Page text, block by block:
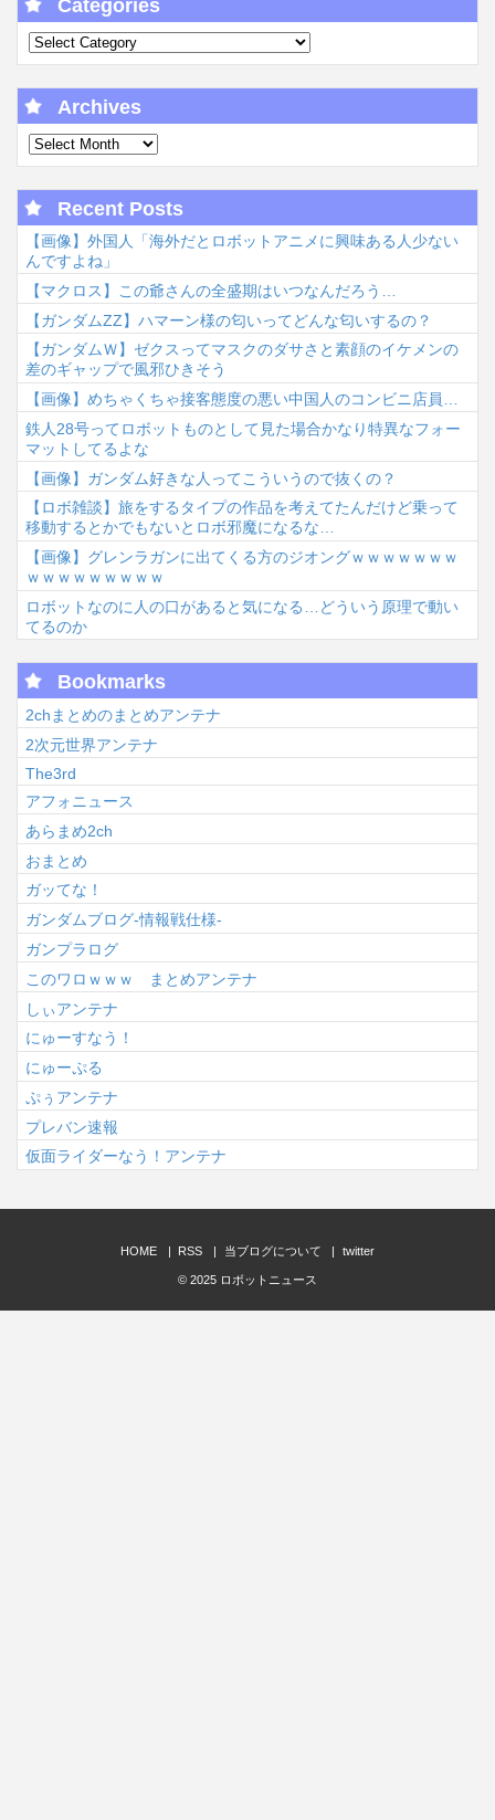
Categories
Archives
Recent Posts
【画像】外国人「海外だとロボットアニメに興味ある人少ない
んですよね」
【マクロス】この爺さんの全盛期はいつなんだろう…
【ガンダムΖΖ】ハマーン様の匂いってどんな匂いするの？
【ガンダムＷ】ゼクスってマスクのダサさと素顔のイケメンの
差のギャップで風邪ひきそう
【画像】めちゃくちゃ接客態度の悪い中国人のコンビニ店員…
鉄人28号ってロボットものとして見た場合かなり特異なフォー
マットしてるよな
【画像】ガンダム好きな人ってこういうので抜くの？
【ロボ雑談】旅をするタイプの作品を考えてたんだけど乗って
移動するとかでもないとロボ邪魔になるな…
【画像】グレンラガンに出てくる方のジオングｗｗｗｗｗｗｗ
ｗｗｗｗｗｗｗｗｗ
ロボットなのに人の口があると気になる…どういう原理で動い
てるのか
Bookmarks
2chまとめのまとめアンテナ
2次元世界アンテナ
The3rd
アフォニュース
あらまめ2ch
おまとめ
ガッてな！
ガンダムブログ-情報戦仕様-
ガンプラログ
このワロｗｗｗ まとめアンテナ
しぃアンテナ
にゅーすなう！
にゅーぷる
ぷぅアンテナ
プレバン速報
仮面ライダーなう！アンテナ
HOME RSS 当ブログについて twitter
© 2025 ロボットニュース